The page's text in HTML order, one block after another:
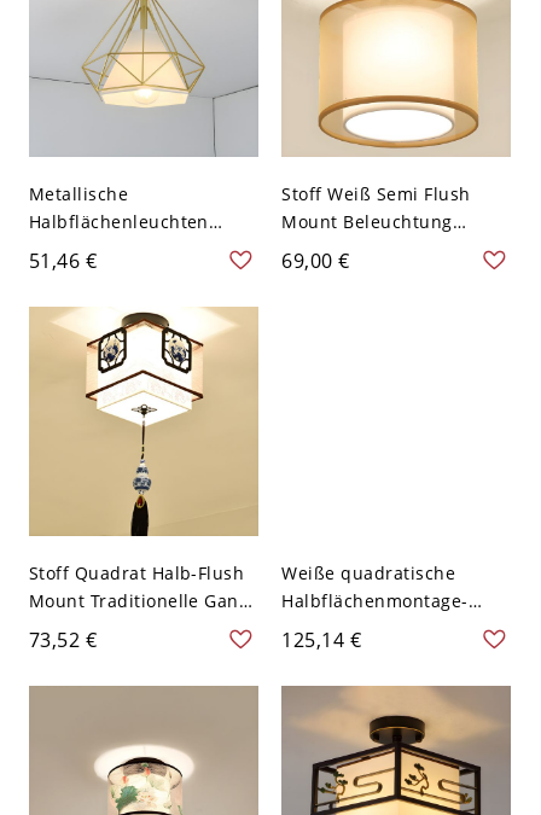
Metallische
Halbflächenleuchten
Diamant Industrie
Schlafzimmer
Deckenleuchten - Golden
110V-120V
51,46 €
Stoff Weiß Semi Flush
Mount Beleuchtung
Geometrischer
Minimalismus Semi Flush
69,00 €
Stoff Quadrat Halb-Flush
Mount Traditionelle Gang
Semi Flush Lichtanlage in
Weiß - Weiß 110V-120V
73,52 €
Weiße quadratische
Halbflächenmontage-
Deckenleuchte im
traditionellen Stil mit
Stoffüberzug - Weiß 110V-
120V 1
125,14 €